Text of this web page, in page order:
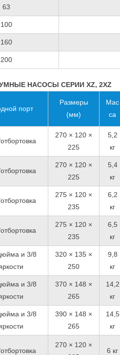
63
100
160
200
НАСОСЫ СЕРИИ XZ, 2XZ
порт
Размеры
(мм)
Мас
са
270 × 120 ×
225
5,2
кг
270 × 120 ×
225
5,4
кг
275 × 120 ×
235
6,2
кг
275 × 120 ×
235
6,5
кг
и 3/8
320 × 135 ×
250
9,8
кг
и 3/8
370 × 148 ×
265
14,2
кг
и 3/8
390 × 148 ×
265
14,5
кг
270 × 120 ×
6 кг